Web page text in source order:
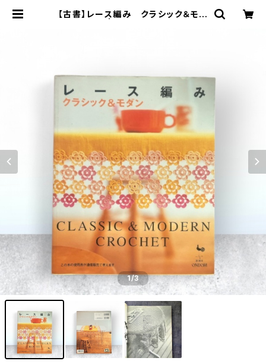
【古書】レース編み クラシック＆モダ
1/3